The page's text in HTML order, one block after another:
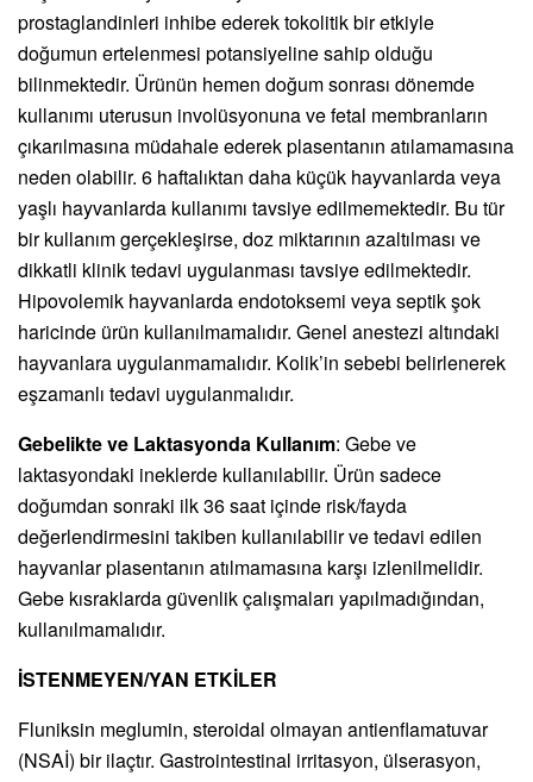
prostaglandinleri inhibe ederek tokolitik bir etkiyle
doğumun ertelenmesi potansiyeline sahip olduğu
bilinmektedir. Ürünün hemen doğum sonrası dönemde
kullanımı uterusun involüsyonuna ve fetal membranların
çıkarılmasına müdahale ederek plasentanın atılamamasına
neden olabilir. 6 haftalıktan daha küçük hayvanlarda veya
yaşlı hayvanlarda kullanımı tavsiye edilmemektedir. Bu tür
bir kullanım gerçekleşirse, doz miktarının azaltılması ve
dikkatli klinik tedavi uygulanması tavsiye edilmektedir.
Hipovolemik hayvanlarda endotoksemi veya septik şok
haricinde ürün kullanılmamalıdır. Genel anestezi altındaki
hayvanlara uygulanmamalıdır. Kolik’in sebebi belirlenerek
eşzamanlı tedavi uygulanmalıdır.
Gebelikte ve Laktasyonda Kullanım: Gebe ve
laktasyondaki ineklerde kullanılabilir. Ürün sadece
doğumdan sonraki ilk 36 saat içinde risk/fayda
değerlendirmesini takiben kullanılabilir ve tedavi edilen
hayvanlar plasentanın atılmamasına karşı izlenilmelidir.
Gebe kısraklarda güvenlik çalışmaları yapılmadığından,
kullanılmamalıdır.
İSTENMEYEN/YAN ETKİLER
Fluniksin meglumin, steroidal olmayan antienflamatuvar
(NSAİ) bir ilaçtır. Gastrointestinal irritasyon, ülserasyon,